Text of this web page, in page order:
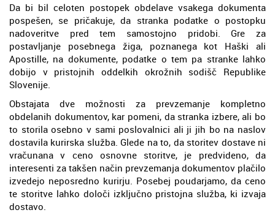
Da bi bil celoten postopek obdelave vsakega dokumenta
pospešen, se pričakuje, da stranka podatke o postopku
nadoveritve pred tem samostojno pridobi. Gre za
postavljanje posebnega žiga, poznanega kot Haški ali
Apostille, na dokumente, podatke o tem pa stranke lahko
dobijo v pristojnih oddelkih okrožnih sodišč Republike
Slovenije.
Obstajata dve možnosti za prevzemanje kompletno
obdelanih dokumentov, kar pomeni, da stranka izbere, ali bo
to storila osebno v sami poslovalnici ali ji jih bo na naslov
dostavila kurirska služba. Glede na to, da storitev dostave ni
vračunana v ceno osnovne storitve, je predvideno, da
interesenti za takšen način prevzemanja dokumentov plačilo
izvedejo neposredno kurirju. Posebej poudarjamo, da ceno
te storitve lahko določi izključno pristojna služba, ki izvaja
dostavo.